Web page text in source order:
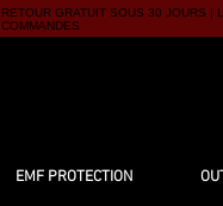
RETOUR GRATUIT SOUS 30 JOURS |
COMMANDES
EMF PROTECTION